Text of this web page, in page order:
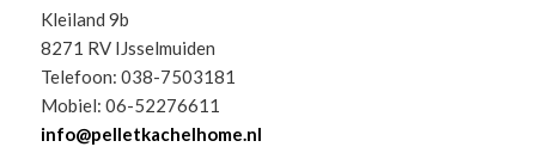
Kleiland 9b
8271 RV IJsselmuiden
Telefoon: 038-7503181
Mobiel: 06-52276611
info@pelletkachelhome.nl